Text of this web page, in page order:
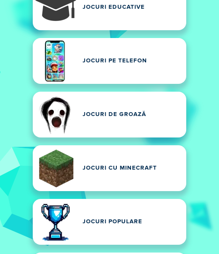
JOCURI EDUCATIVE
JOCURI PE TELEFON
JOCURI DE GROAZĂ
JOCURI CU MINECRAFT
JOCURI POPULARE